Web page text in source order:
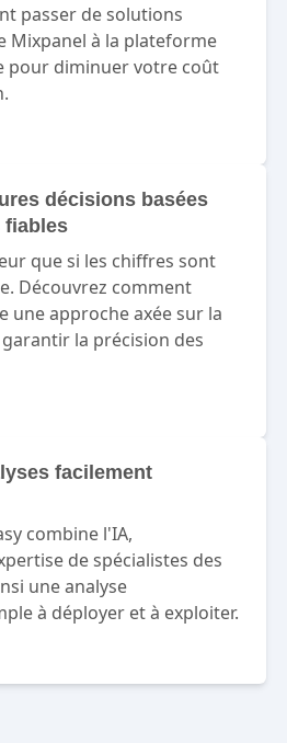
passer de solutions
Mixpanel à la plateforme
pour diminuer votre coût
décisions basées
fiables
que si les chiffres sont
Découvrez comment
une approche axée sur la
la précision des
facilement
combine l'IA,
de spécialistes des
une analyse
à déployer et à exploiter.